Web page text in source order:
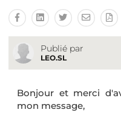
Publié par
LEO.SL
Bonjour et merci
mon message,